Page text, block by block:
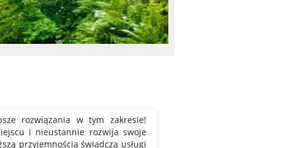
rozwiązania w tym zakresie!
i nieustannie rozwija swoje
przyjemnością świadczą usługi